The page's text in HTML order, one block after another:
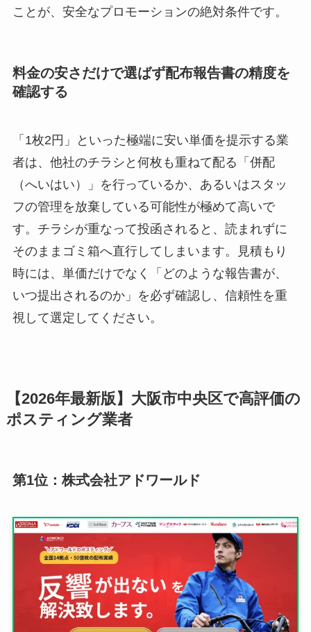
ことが、安全なプロモーションの絶対条件です。
料金の安さだけで選ばず配布報告書の精度を
確認する
「1枚2円」といった極端に安い単価を提示する業
者は、他社のチラシと何枚も重ねて配る「併配
（へいはい）」を行っているか、あるいはスタッ
フの管理を放棄している可能性が極めて高いで
す。チラシが重なって投函されると、読まれずに
そのままゴミ箱へ直行してしまいます。見積もり
時には、単価だけでなく「どのような報告書が、
いつ提出されるのか」を必ず確認し、信頼性を重
視して選定してください。
【2026年最新版】大阪市中央区で高評価の
ポスティング業者
第1位：株式会社アドワールド